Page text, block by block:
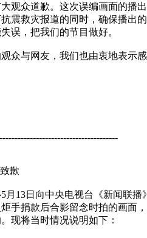
观众道歉。这次误编画面的播
震救灾报道的同时，确保播出
误，把我们的节目做好。
众与网友，我们也由衷地表示
歉
月13日向中央电视台《新闻联
手捐款后合影留念时拍的画面
现将当时情况说明如下：